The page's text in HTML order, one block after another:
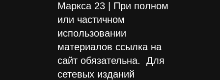
Маркса 23 | При полном
или частичном
использовании
материалов ссылка на
сайт обязательна. Для
сетевых изданий